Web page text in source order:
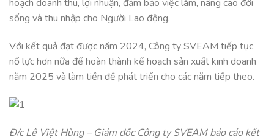
hoạch doanh thu, lợi nhuận, đảm bảo việc làm, nâng cao đời
sống và thu nhập cho Người Lao động.
Với kết quả đạt được năm 2024, Công ty SVEAM tiếp tục
nổ lực hơn nữa để hoàn thành kế hoạch sản xuất kinh doanh
năm 2025 và làm tiền đề phát triển cho các năm tiếp theo.
Đ/c Lê Việt Hùng – Giám đốc Công ty SVEAM báo cáo kết